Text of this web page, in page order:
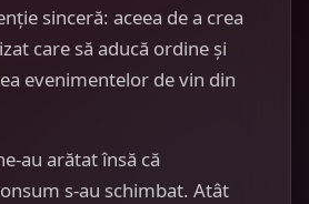
sinceră: aceea de a crea
care să aducă ordine și
evenimentelor de vin din
au arătat însă că
s-au schimbat. Atât